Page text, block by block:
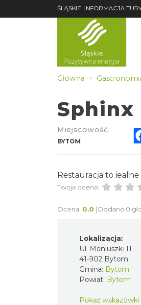
ŚLĄSKIE. INFORMACJA
Główna
Sphinx
Miejscowość:
BYTOM
Restauracja to
Twoja ocena:
Ocena: 0.0 (Oddano 0
Lokalizacja:
Ul. Moniuszki 11
41-902 Bytom
Gmina: Bytom
Powiat: Bytom
Pokaż